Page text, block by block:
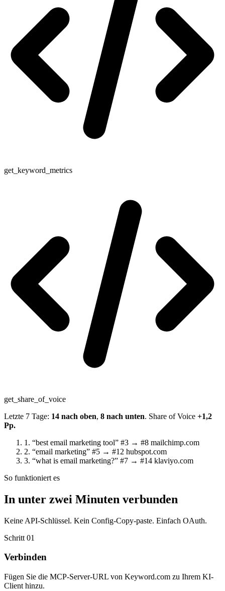
get_keyword_metrics
get_share_of_voice
Letzte 7 Tage: 14 nach oben, 8 nach unten. Share of Voice +1,2
Pp.
1. “best email marketing tool” #3 → #8 mailchimp.com
2. “email marketing” #5 → #12 hubspot.com
3. “what is email marketing?” #7 → #14 klaviyo.com
So funktioniert es
In unter zwei Minuten verbunden
Keine API-Schlüssel. Kein Config-Copy-paste. Einfach OAuth.
Schritt 01
Verbinden
Fügen Sie die MCP-Server-URL von Keyword.com zu Ihrem KI-
Client hinzu.